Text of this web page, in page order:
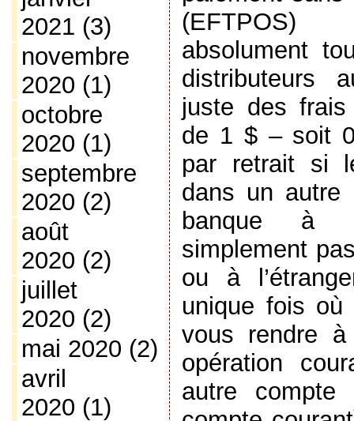
2021 (3)
novembre
2020 (1)
octobre
2020 (1)
septembre
2020 (2)
août
2020 (2)
juillet
2020 (2)
mai 2020 (2)
avril
2020 (1)
absolument
distributeurs
juste des
de 1 $ – soit
par retrait si
dans un autre
banque à
simplement
ou à
unique fois
vous rendre
opération
autre